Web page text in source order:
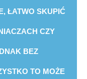
ŁATWO SKUPIĆ
CZY
BEZ
TO MOŻE